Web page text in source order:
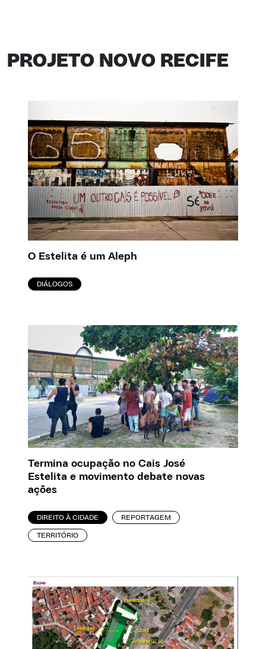
PROJETO NOVO RECIFE
O Estelita é um Aleph
DIÁLOGOS
Termina ocupação no Cais José
Estelita e movimento debate novas
ações
DIREITO À CIDADE REPORTAGEM
TERRITÓRIO